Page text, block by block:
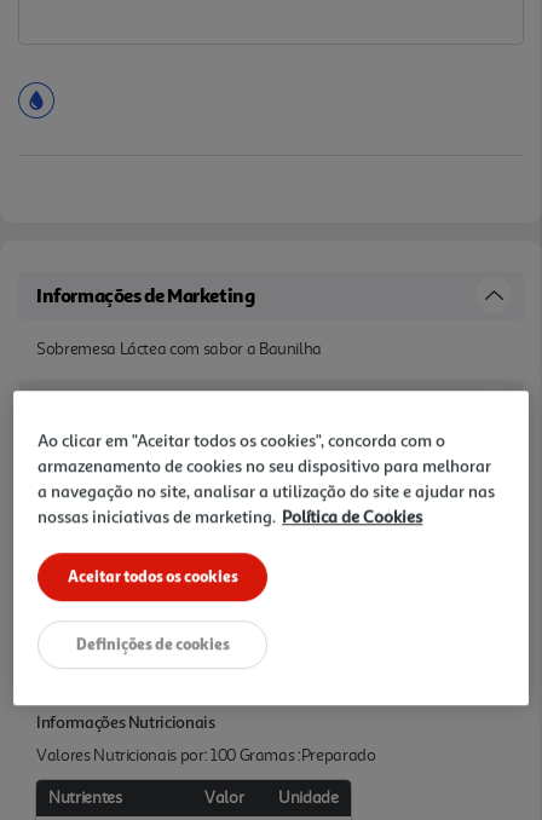
Informações de Marketing
Sobremesa Láctea com sabor a Baunilha
Quantidade Liquida
0.5 KG
Ingredientes/Composição
LEITE gordo 86%, açúcar, amido modificado, aromas naturais,
proteínas do LEITE, LACTOSE (LEITE) e minerais do LEITE.
Elaborado a partir de leite com origem: França.
Informações Nutricionais
Valores Nutricionais por: 100 Gramas :Preparado
Nutrientes Valor
Unidade
Ao clicar em "Aceitar todos os cookies", concorda com o
armazenamento de cookies no seu dispositivo para melhorar
a navegação no site, analisar a utilização do site e ajudar nas
nossas iniciativas de marketing. Política de Cookies
Aceitar todos os cookies
Definições de cookies